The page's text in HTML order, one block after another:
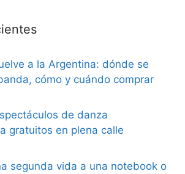
a la Argentina: dónde se
cómo y cuándo comprar
de danza
gratuitos en plena calle
segunda vida a una notebook o